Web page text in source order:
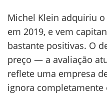
Michel Klein adquiriu
em 2019, e vem
bastante positivas. O
preço — a avaliação
reflete uma empresa
ignora completamente